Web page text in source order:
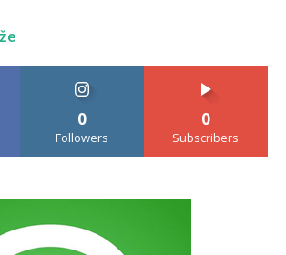
0
Followers
0
Subscribers